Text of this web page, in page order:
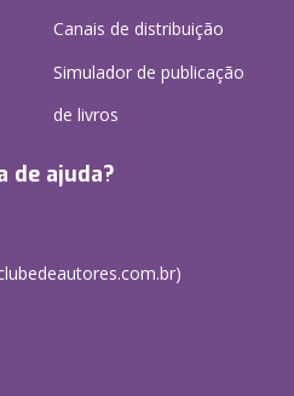
Canais de distribuição
Simulador de publicação
de livros
de ajuda?